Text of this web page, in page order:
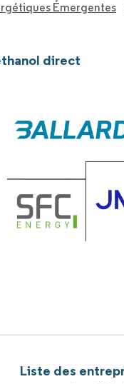
Émergentes
direct
Liste des